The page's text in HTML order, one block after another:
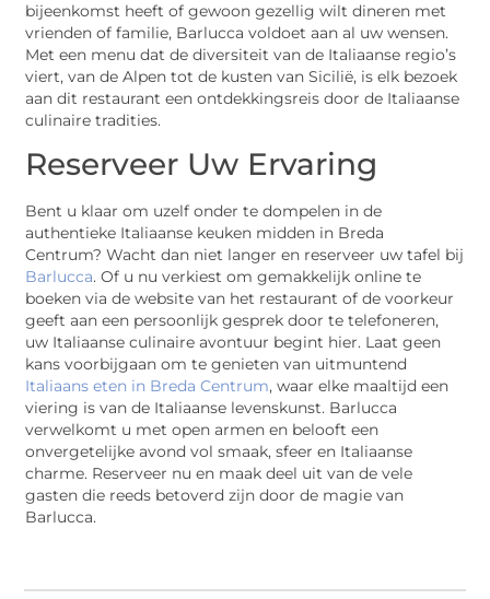
bijeenkomst heeft of gewoon gezellig wilt dineren met
vrienden of familie, Barlucca voldoet aan al uw wensen.
Met een menu dat de diversiteit van de Italiaanse regio’s
viert, van de Alpen tot de kusten van Sicilië, is elk bezoek
aan dit restaurant een ontdekkingsreis door de Italiaanse
culinaire tradities.
Reserveer Uw Ervaring
Bent u klaar om uzelf onder te dompelen in de
authentieke Italiaanse keuken midden in Breda
Centrum? Wacht dan niet langer en reserveer uw tafel bij
Barlucca. Of u nu verkiest om gemakkelijk online te
boeken via de website van het restaurant of de voorkeur
geeft aan een persoonlijk gesprek door te telefoneren,
uw Italiaanse culinaire avontuur begint hier. Laat geen
kans voorbijgaan om te genieten van uitmuntend
Italiaans eten in Breda Centrum, waar elke maaltijd een
viering is van de Italiaanse levenskunst. Barlucca
verwelkomt u met open armen en belooft een
onvergetelijke avond vol smaak, sfeer en Italiaanse
charme. Reserveer nu en maak deel uit van de vele
gasten die reeds betoverd zijn door de magie van
Barlucca.